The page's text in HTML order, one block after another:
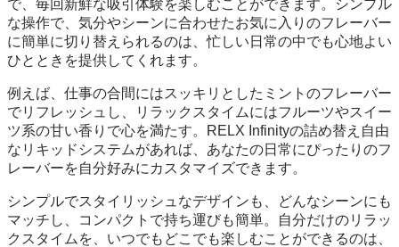
で、毎回新鮮な吸引体験を楽しむことができます。シンプル
な操作で、気分やシーンに合わせたお気に入りのフレーバー
に簡単に切り替えられるのは、忙しい日常の中でも心地よい
ひとときを提供してくれます。
例えば、仕事の合間にはスッキリとしたミントのフレーバー
でリフレッシュし、リラックスタイムにはフルーツやスイー
ツ系の甘い香りで心を満たす。RELX Infinityの詰め替え自由
なリキッドシステムがあれば、あなたの日常にぴったりのフ
レーバーを自分好みにカスタマイズできます。
シンプルでスタイリッシュなデザインも、どんなシーンにも
マッチし、コンパクトで持ち運びも簡単。自分だけのリラッ
クスタイムを、いつでもどこでも楽しむことができるのは、